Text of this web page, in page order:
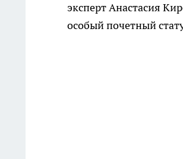
эксперт Анастасия
особый почетный